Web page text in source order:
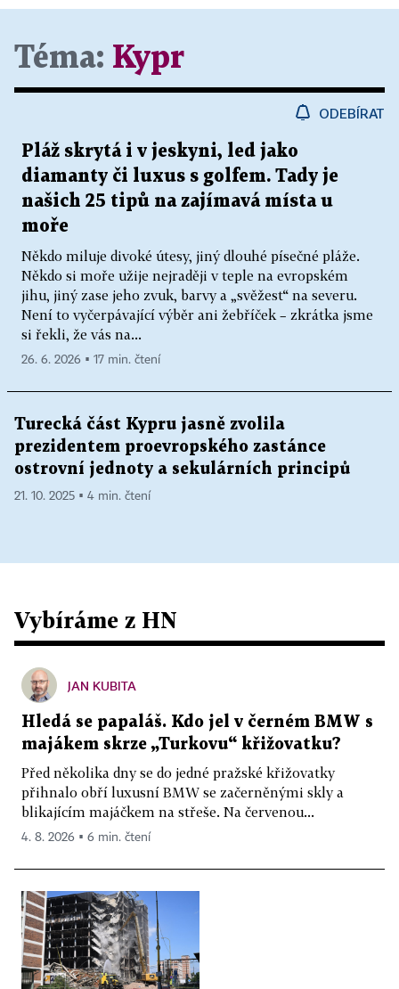
Téma: Kypr
ODEBÍRAT
Pláž skrytá i v jeskyni, led jako
diamanty či luxus s golfem. Tady je
našich 25 tipů na zajímavá místa u
moře
Někdo miluje divoké útesy, jiný dlouhé písečné pláže.
Někdo si moře užije nejraději v teple na evropském
jihu, jiný zase jeho zvuk, barvy a „svěžest“ na severu.
Není to vyčerpávající výběr ani žebříček – zkrátka jsme
si řekli, že vás na...
26. 6. 2026 ▪ 17 min. čtení
Turecká část Kypru jasně zvolila
prezidentem proevropského zastánce
ostrovní jednoty a sekulárních principů
21. 10. 2025 ▪ 4 min. čtení
Vybíráme z HN
JAN KUBITA
Hledá se papaláš. Kdo jel v černém BMW s
majákem skrze „Turkovu“ křižovatku?
Před několika dny se do jedné pražské křižovatky
přihnalo obří luxusní BMW se začerněnými skly a
blikajícím majáčkem na střeše. Na červenou...
4. 8. 2026 ▪ 6 min. čtení